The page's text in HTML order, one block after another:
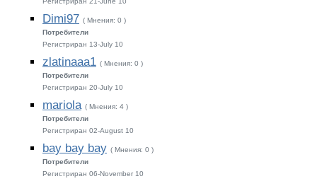
Dimi97 ( Мнения: 0 )
Потребители
Регистриран 13-July 10
zlatinaaa1 ( Мнения: 0 )
Потребители
Регистриран 20-July 10
mariola ( Мнения: 4 )
Потребители
Регистриран 02-August 10
bay bay bay ( Мнения: 0 )
Потребители
Регистриран 06-November 10